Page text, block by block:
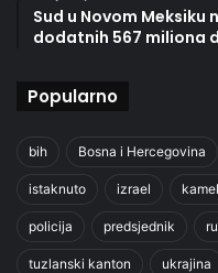
Sud u Novom
dodatnih 567 miliona
Popularno
bih Bosna i Hercegovina
istaknuto izrael
policija predsjednik
tuzlanski kanton ukrajina